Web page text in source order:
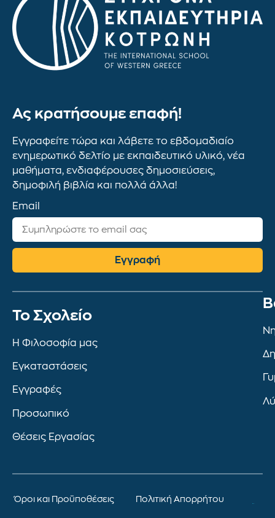
Ας κρατήσουμε επαφή!
Εγγραφείτε τώρα και λάβετε το εβδομαδιαίο
ενημερωτικό δελτίο με εκπαιδευτικό υλικό, νέα
μαθήματα, ενδιαφέρουσες δημοσιεύσεις,
δημοφιλή βιβλία και πολλά άλλα!
Email
Εγγραφή
To Σχολείο
Η Φιλοσοφία μας
Εγκαταστάσεις
Εγγραφές
Προσωπικό
Θέσεις Εργασίας
Όροι και Προϋποθέσεις Πολιτική Απορρήτου